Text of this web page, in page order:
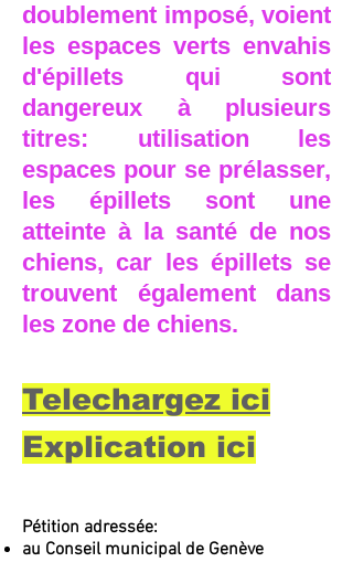
doublement imposé, voient
les espaces verts envahis
d'épillets qui sont
dangereux à plusieurs
titres: utilisation les
espaces pour se prélasser,
les épillets sont une
atteinte à la santé de nos
chiens, car les épillets se
trouvent également dans
les zone de chiens.
Telechargez ici
Explication ici
Pétition adressée:
au Conseil municipal de Genève